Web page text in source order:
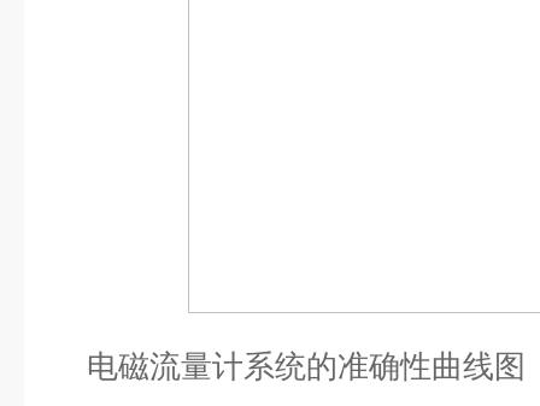
电磁流量计系统的准确性曲线图